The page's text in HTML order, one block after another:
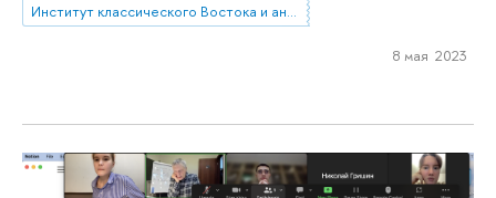
Институт классического Востока и античности
8 мая 2023